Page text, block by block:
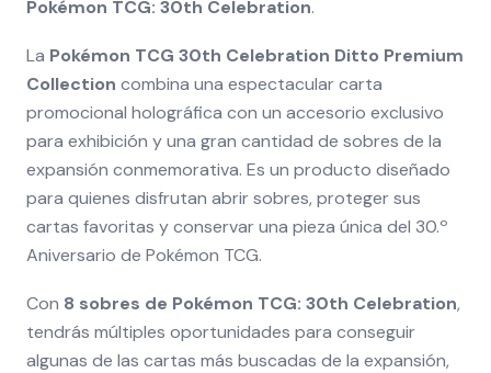
Pokémon TCG: 30th Celebration.
La Pokémon TCG 30th Celebration Ditto Premium
Collection combina una espectacular carta
promocional holográfica con un accesorio exclusivo
para exhibición y una gran cantidad de sobres de la
expansión conmemorativa. Es un producto diseñado
para quienes disfrutan abrir sobres, proteger sus
cartas favoritas y conservar una pieza única del 30.º
Aniversario de Pokémon TCG.
Con 8 sobres de Pokémon TCG: 30th Celebration,
tendrás múltiples oportunidades para conseguir
algunas de las cartas más buscadas de la expansión,